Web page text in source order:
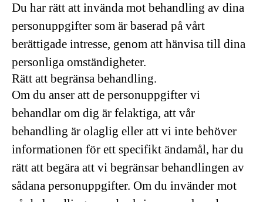
Du har rätt att invända mot behandling av dina
personuppgifter som är baserad på vårt
berättigade intresse, genom att hänvisa till dina
personliga omständigheter.
Rätt att begränsa behandling.
Om du anser att de personuppgifter vi
behandlar om dig är felaktiga, att vår
behandling är olaglig eller att vi inte behöver
informationen för ett specifikt ändamål, har du
rätt att begära att vi begränsar behandlingen av
sådana personuppgifter. Om du invänder mot